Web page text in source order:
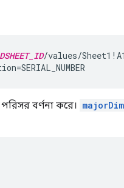
/values/
বর্ণনা করে।